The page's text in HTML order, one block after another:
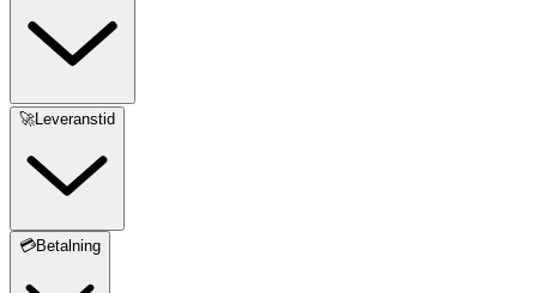
🚀Leveranstid
💳Betalning